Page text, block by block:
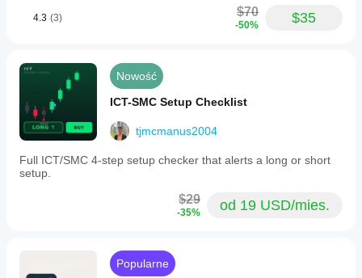
4.3 (3) $70
-50% $35
Nowość
ICT-SMC Setup Checklist
tjmcmanus2004
Full ICT/SMC 4-step setup checker that alerts a long or short
setup.
$29
-35% od 19 USD/mies.
Popularne